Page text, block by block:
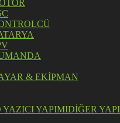
& EKİPMAN
YAZICI YAPIMIDİĞER